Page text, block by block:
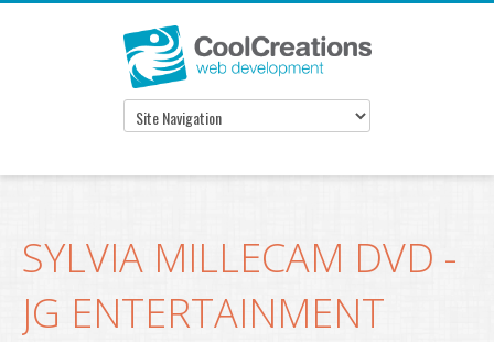
SYLVIA MILLECAM DVD -
JG ENTERTAINMENT